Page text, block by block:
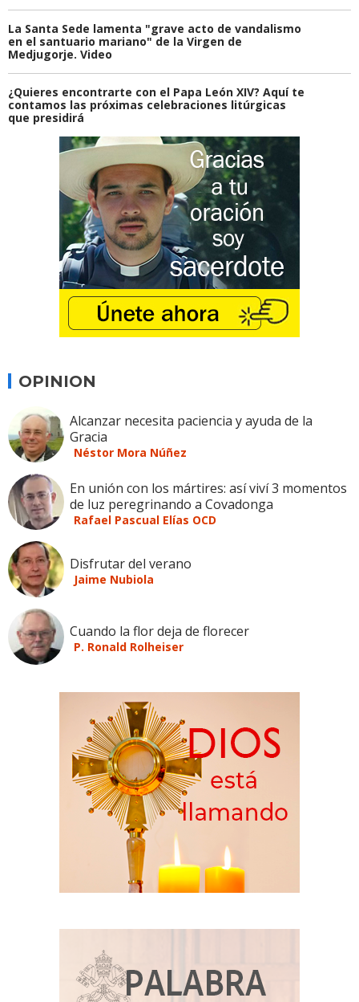
La Santa Sede lamenta "grave acto de vandalismo
en el santuario mariano" de la Virgen de
Medjugorje. Video
¿Quieres encontrarte con el Papa León XIV? Aquí te
contamos las próximas celebraciones litúrgicas
que presidirá
OPINION
Alcanzar necesita paciencia y ayuda de la
Gracia
Néstor Mora Núñez
En unión con los mártires: así viví 3 momentos
de luz peregrinando a Covadonga
Rafael Pascual Elías OCD
Disfrutar del verano
Jaime Nubiola
Cuando la flor deja de florecer
P. Ronald Rolheiser